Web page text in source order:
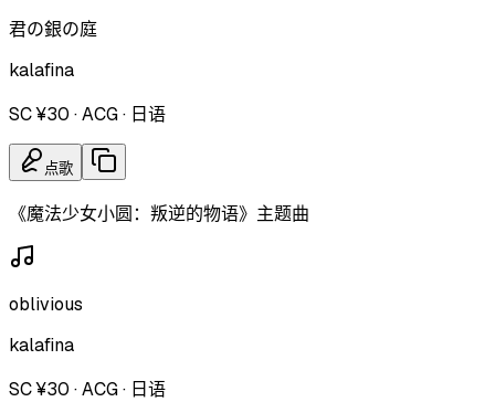
君の銀の庭
kalafina
SC ¥30 ·ACG· 日语
点歌
《魔法少女小圆：叛逆的物语》主题曲
oblivious
kalafina
SC ¥30 ·ACG· 日语